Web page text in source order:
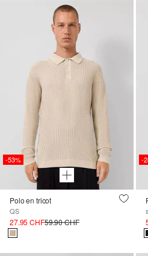
-53%
Polo en tricot
QS
27.95 CHF59.90 CHF
-